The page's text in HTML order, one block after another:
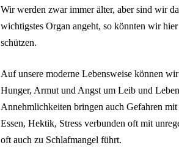
Wir werden zwar immer älter, aber sind wir
wichtigstes Organ angeht, so könnten wir
schützen.
Auf unsere moderne Lebensweise können
Hunger, Armut und Angst um Leib und
Annehmlichkeiten bringen auch Gefahren
Essen, Hektik, Stress verbunden oft mit
oft auch zu Schlafmangel führt.